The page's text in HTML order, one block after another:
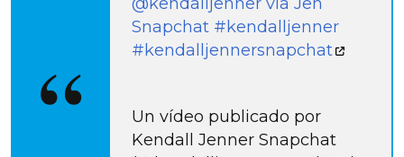
Snapchat #kendalljenner
#kendalljennersnapchat
Un vídeo publicado por
Kendall Jenner Snapchat